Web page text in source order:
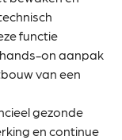
functie
on aanpak
van een
gezonde
en continue